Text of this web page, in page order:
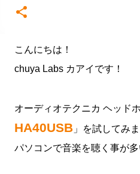
こんにちは！
chuya Labs カアイです！
オーディオテクニカ ヘッド
HA40USB 」を試してみ
パソコンで音楽を聴く事が